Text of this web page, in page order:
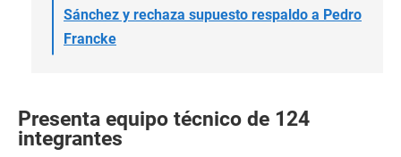
Sánchez y rechaza supuesto respaldo a Pedro
Francke
Presenta equipo técnico de 124
integrantes